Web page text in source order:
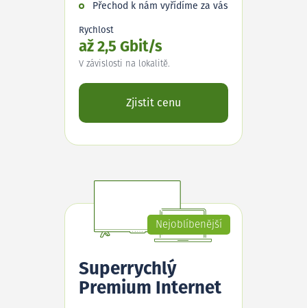
Přechod k nám vyřídíme za vás
Rychlost
až 2,5 Gbit/s
V závislosti na lokalitě.
Zjistit cenu
Nejoblíbenější
Superrychlý
Premium Internet